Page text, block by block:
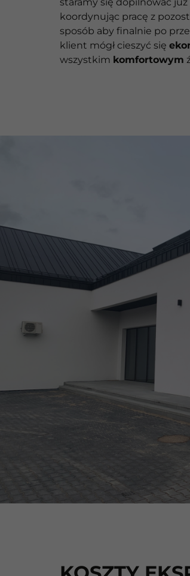
koordynując pracę z
sposób aby finalnie po
klient mógł cieszyć się
wszystkim komfortowym